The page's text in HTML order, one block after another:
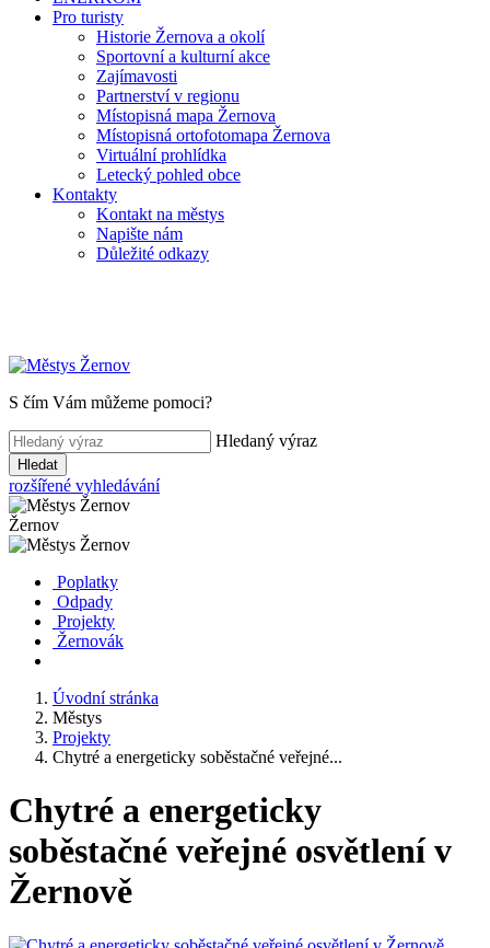
Pro turisty
Historie Žernova a okolí
Sportovní a kulturní akce
Zajímavosti
Partnerství v regionu
Místopisná mapa Žernova
Místopisná ortofotomapa Žernova
Virtuální prohlídka
Letecký pohled obce
Kontakty
Kontakt na městys
Napište nám
Důležité odkazy
S čím Vám můžeme pomoci?
Hledaný výraz
Hledat
rozšířené vyhledávání
Žernov
Poplatky
Odpady
Projekty
Žernovák
Úvodní stránka
Městys
Projekty
Chytré a energeticky soběstačné veřejné...
Chytré a energeticky
soběstačné veřejné osvětlení v
Žernově